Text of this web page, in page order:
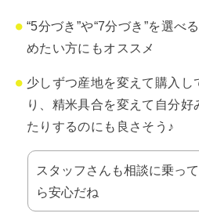
“5分づき”や“7分づき”を選べ
めたい方にもオススメ
少しずつ産地を変えて購入し
り、精米具合を変えて自分
たりするのにも良さそう♪
スタッフさんも相談に乗っ
ら安心だね